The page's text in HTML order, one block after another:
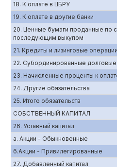
18. К оплате в ЦБРУ
19. К оплате в другие банки
20. Ценные бумаги проданные по
последующим выкупом
21. Кредиты и лизинговые
22. Субординированные долговые
23. Начисленные проценты к
24. Другие обязательства
25. Итого обязательств
СОБСТВЕННЫЙ КАПИТАЛ
26. Уставный капитал
а. Акции - Обыкновенные
б.Акции - Привилегированные
27. Добавленный капитал